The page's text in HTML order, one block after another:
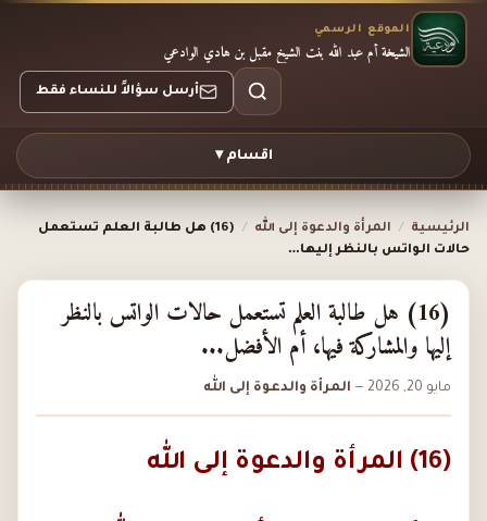
الموقع الرسمي
الشيخة أم عبد الله بنت الشيخ مقبل بن هادي الوادعي
أرسل سؤالاً للنساء فقط
اقسام ▾
الرئيسية / المرأة والدعوة إلى الله /
(16) هل طالبة العلم تستعمل
حالات الواتس بالنظر إليها…
(16) هل طالبة العلم تستعمل حالات الواتس بالنظر
إليها والمشاركة فيها، أم الأفضل...
مايو 20, 2026 — المرأة والدعوة إلى الله
(16) المرأة والدعوة إلى الله